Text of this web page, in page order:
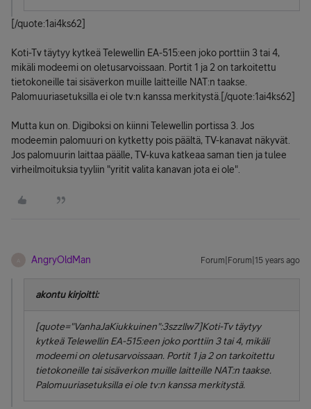
[/quote:1ai4ks62]
Koti-Tv täytyy kytkeä Telewellin EA-515:een joko porttiin 3 tai 4,
mikäli modeemi on oletusarvoissaan. Portit 1 ja 2 on tarkoitettu
tietokoneille tai sisäverkon muille laitteille NAT:n taakse.
Palomuuriasetuksilla ei ole tv:n kanssa merkitystä.[/quote:1ai4ks62]
Mutta kun on. Digiboksi on kiinni Telewellin portissa 3. Jos
modeemin palomuuri on kytketty pois päältä, TV-kanavat näkyvät.
Jos palomuurin laittaa päälle, TV-kuva katkeaa saman tien ja tulee
virheilmoituksia tyyliin "yritit valita kanavan jota ei ole".
AngryOldMan Forum|Forum|15 years ago
akontu kirjoitti:
[quote="VanhaJaKiukkuinen":3szzllw7]Koti-Tv täytyy
kytkeä Telewellin EA-515:een joko porttiin 3 tai 4, mikäli
modeemi on oletusarvoissaan. Portit 1 ja 2 on tarkoitettu
tietokoneille tai sisäverkon muille laitteille NAT:n taakse.
Palomuuriasetuksilla ei ole tv:n kanssa merkitystä.